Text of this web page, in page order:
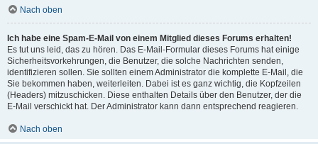
Nach oben
Ich habe eine Spam-E-Mail von einem Mitglied dieses Forums erhalten!
Es tut uns leid, das zu hören. Das E-Mail-Formular dieses Forums hat einige
Sicherheitsvorkehrungen, die Benutzer, die solche Nachrichten senden,
identifizieren sollen. Sie sollten einem Administrator die komplette E-Mail, die
Sie bekommen haben, weiterleiten. Dabei ist es ganz wichtig, die Kopfzeilen
(Headers) mitzuschicken. Diese enthalten Details über den Benutzer, der die
E-Mail verschickt hat. Der Administrator kann dann entsprechend reagieren.
Nach oben